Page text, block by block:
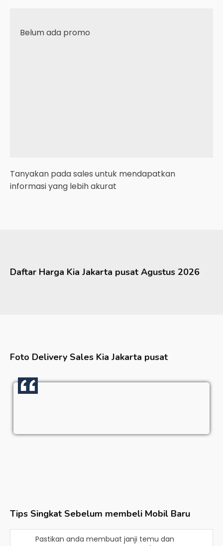
Belum ada promo
Tanyakan pada sales untuk mendapatkan
informasi yang lebih akurat
Daftar Harga Kia Jakarta pusat Agustus 2026
Foto Delivery Sales Kia Jakarta pusat
Tips Singkat Sebelum membeli Mobil Baru
Pastikan anda membuat janji temu dan